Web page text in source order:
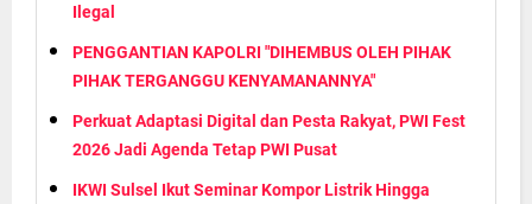
Ilegal
PENGGANTIAN KAPOLRI "DIHEMBUS OLEH PIHAK
PIHAK TERGANGGU KENYAMANANNYA"
Perkuat Adaptasi Digital dan Pesta Rakyat, PWI Fest
2026 Jadi Agenda Tetap PWI Pusat
IKWI Sulsel Ikut Seminar Kompor Listrik Hingga